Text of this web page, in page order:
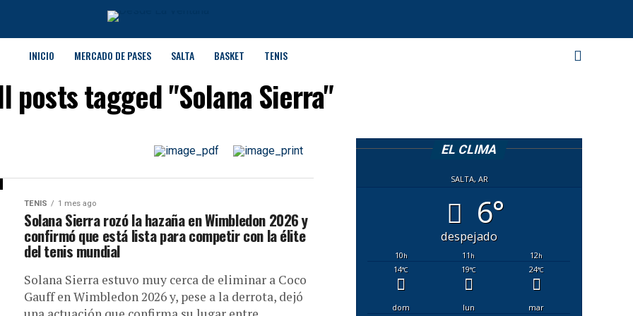
INICIO MERCADO DE PASES SALTA BASKET TENIS
posts tagged "Solana Sierra"
TENIS 1 mes ago
Solana Sierra rozó la hazaña en Wimbledon 2026 y
confirmó que está lista para competir con la élite
del tenis mundial
Solana Sierra estuvo muy cerca de eliminar a Coco
Gauff en Wimbledon 2026 y, pese a la derrota, dejó
EL CLIMA
SALTA, AR
6°
despejado
10h 11h 12h
14°C 19°C 24°C
dom lun
mar